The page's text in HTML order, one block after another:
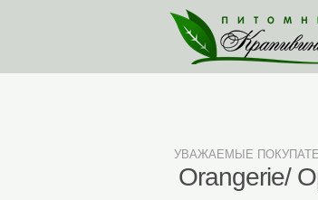
УВАЖАЕМЫЕ
Orangerie/